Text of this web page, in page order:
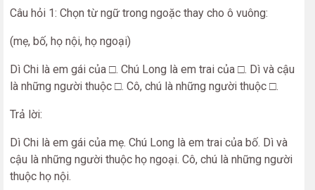
Câu hỏi 1: Chọn từ ngữ trong ngoặc thay cho ô vuông:
(mẹ, bố, họ nội, họ ngoại)
Dì Chi là em gái của □. Chú Long là em trai của □. Dì và cậu
là những người thuộc □. Cô, chú là những người thuộc □.
Trả lời:
Dì Chi là em gái của mẹ. Chú Long là em trai của bố. Dì và
cậu là những người thuộc họ ngoại. Cô, chú là những người
thuộc họ nội.